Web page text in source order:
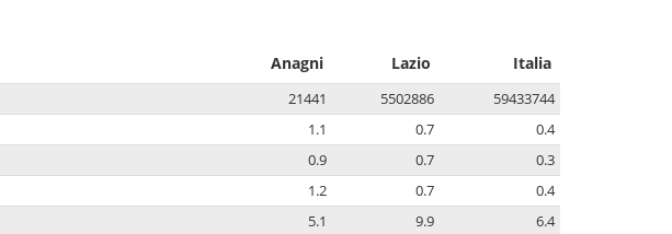
Anagni Lazio Italia
21441 5502886
59433744
1.1 0.7
0.4
0.9 0.7
0.3
1.2 0.7
0.4
5.1 9.9
6.4